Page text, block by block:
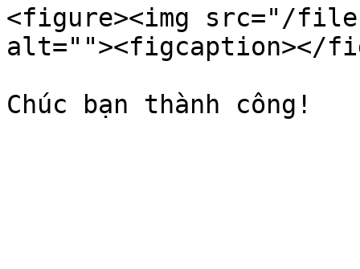
<figure><img src="/files/
alt=""><figcaption></